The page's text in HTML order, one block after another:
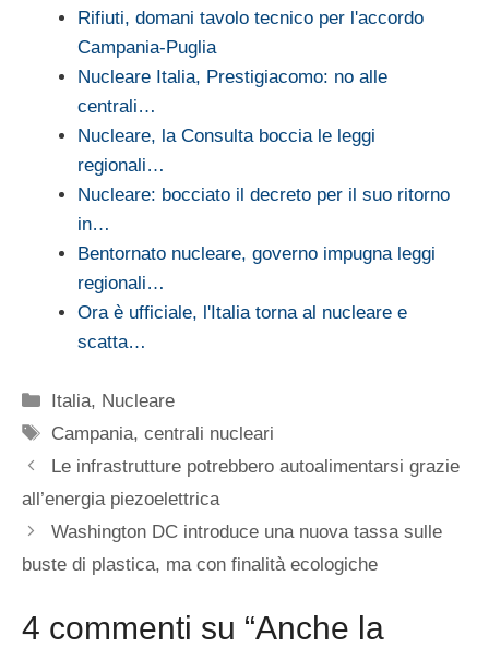
Rifiuti, domani tavolo tecnico per l'accordo
Campania-Puglia
Nucleare Italia, Prestigiacomo: no alle
centrali…
Nucleare, la Consulta boccia le leggi
regionali…
Nucleare: bocciato il decreto per il suo ritorno
in…
Bentornato nucleare, governo impugna leggi
regionali…
Ora è ufficiale, l'Italia torna al nucleare e
scatta…
Categorie
Italia, Nucleare
Tag
Campania,centrali nucleari
Le infrastrutture potrebbero autoalimentarsi grazie
all’energia piezoelettrica
Washington DC introduce una nuova tassa sulle
buste di plastica, ma con finalità ecologiche
4 commenti su “Anche la